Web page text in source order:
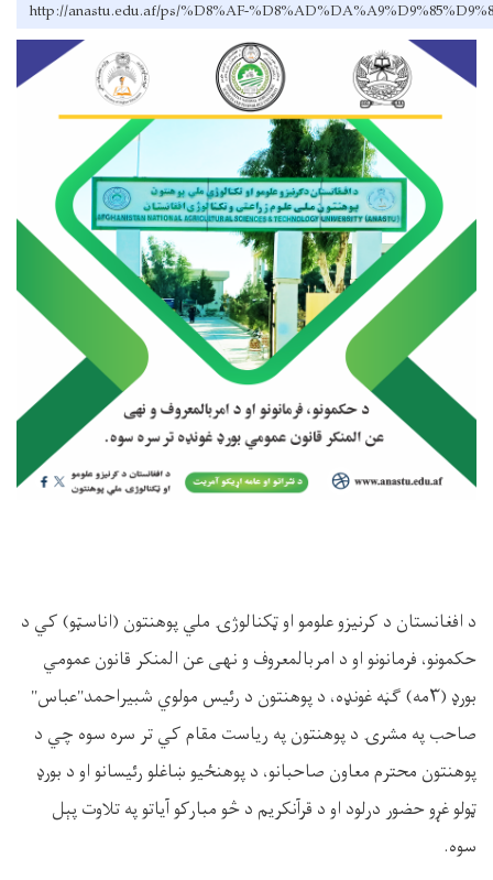
http://anastu.edu.af/ps/%D8%AF-
د افغانستان د کرنیزو علومو او ټکنالوژۍ ملي پوهنتون (اناسټو) کي د
حکمونو، فرمانونو او د امربالمعروف و نهی عن المنکر قانون عمومي
بورډ (۳مه) ګڼه غونډه، د پوهنتون د رئيس مولوي شبیراحمد"عباس"
صاحب په مشرۍ د پوهنتون په ریاست مقام کي تر سره سوه چي د
پوهنتون محترم معاون صاحبانو، د پوهنځيو ښاغلو رئيسانو او د بورډ
ټولو غړو حضور درلود او د قرآنکريم د څو مبارکو آیاتو په تلاوت پېل
سوه.